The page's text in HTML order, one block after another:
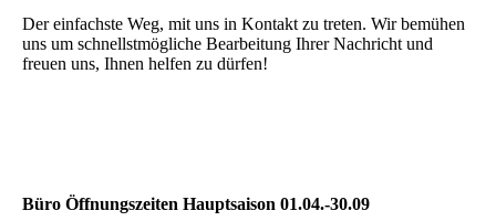
Der einfachste Weg, mit uns in Kontakt zu treten. Wir bemühen
uns um schnellstmögliche Bearbeitung Ihrer Nachricht und
freuen uns, Ihnen helfen zu dürfen!
Büro Öffnungszeiten Hauptsaison 01.04.-30.09